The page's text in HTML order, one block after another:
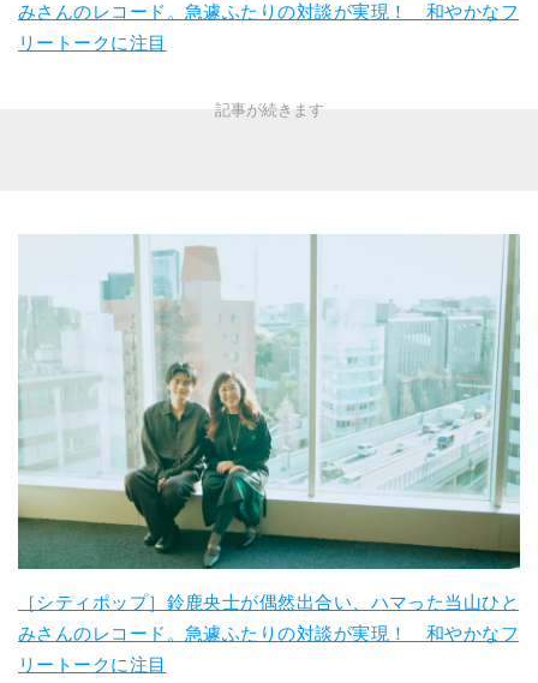
みさんのレコード。急遽ふたりの対談が実現！ 和やかなフ
リートークに注目
［シティポップ］鈴鹿央士が偶然出合い、ハマった当山ひと
みさんのレコード。急遽ふたりの対談が実現！ 和やかなフ
リートークに注目